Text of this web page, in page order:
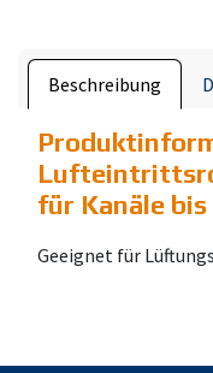
Beschreibung
für Kanäle bis
Geeignet für